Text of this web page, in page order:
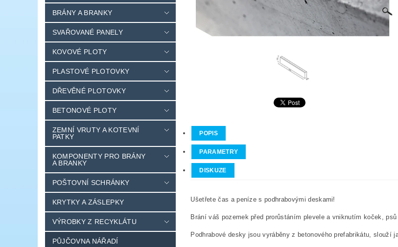
BRÁNY A BRANKY
SVAŘOVANÉ PANELY
KOVOVÉ PLOTY
PLASTOVÉ PLOTOVKY
DŘEVĚNÉ PLOTOVKY
BETONOVÉ PLOTY
ZEMNÍ VRUTY A KOTEVNÍ
PATKY
KOMPONENTY PRO BRÁNY
A BRANKY
POŠTOVNÍ SCHRÁNKY
KRYTKY A ZÁSLEPKY
VÝROBKY Z RECYKLÁTU
PŮJČOVNA NÁŘADÍ
POPIS
PARAMETRY
DISKUZE
Ušetřete čas a peníze s podhrabovými deskami!
Brání váš pozemek před prorůstáním plevele a vniknutím koček, psů
Podhrabové desky jsou vyráběny z betonového prefabrikátu, slouží